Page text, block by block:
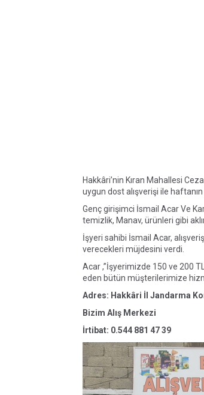
Hakkâri’nin Kıran Mahallesi
uygun dost alışverişi ile
Genç girişimci İsmail Acar Ve
temizlik, Manav, ürünleri gibi
İşyeri sahibi İsmail Acar,
verecekleri müjdesini verdi.
Acar ,”İşyerimizde 150 ve 200
eden bütün müşterilerimize
Adres: Hakkâri İl Jandarma
Bizim Alış Merkezi
İrtibat: 0.544 881 47 39